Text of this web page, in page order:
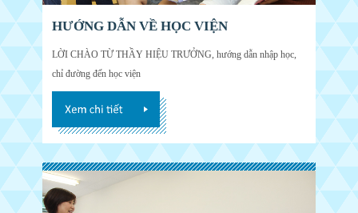
HƯỚNG DẪN VỀ HỌC VIỆN
LỜI CHÀO TỪ THẦY HIỆU TRƯỞNG, hướng dẫn nhập học,
chỉ đường đến học viện